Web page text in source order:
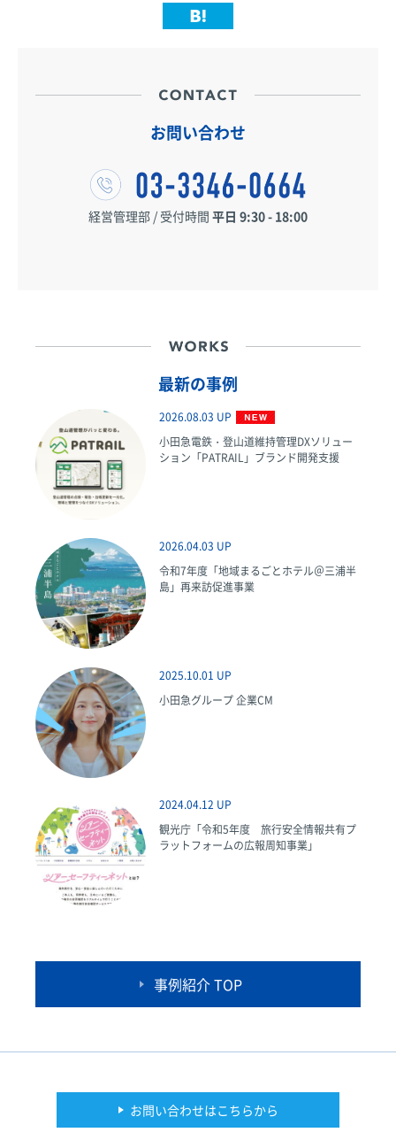
お問い合わせ
経営管理部 / 受付時間 平日 9:30 - 18:00
最新の事例
2026.08.03 UP
小田急電鉄・登山道維持管理DXソリュー
ション「PATRAIL」ブランド開発支援
2026.04.03 UP
令和7年度「地域まるごとホテル＠三浦半
島」再来訪促進事業
2025.10.01 UP
小田急グループ 企業CM
2024.04.12 UP
観光庁「令和5年度 旅行安全情報共有プ
ラットフォームの広報周知事業」
事例紹介 TOP
お問い合わせはこちらから